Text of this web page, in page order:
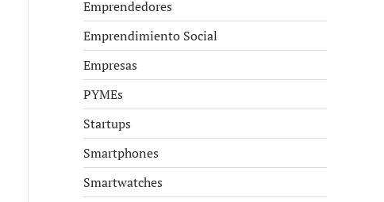
Emprendedores
Emprendimiento Social
Empresas
PYMEs
Startups
Smartphones
Smartwatches